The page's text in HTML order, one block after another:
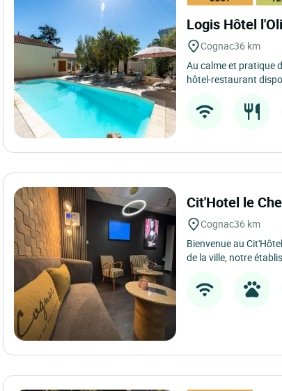
Logis Hôtel
Cognac36 km
Au calme et pratique
hôtel-restaurant
Cit'Hotel le
Cognac36 km
Bienvenue au
de la ville, notre